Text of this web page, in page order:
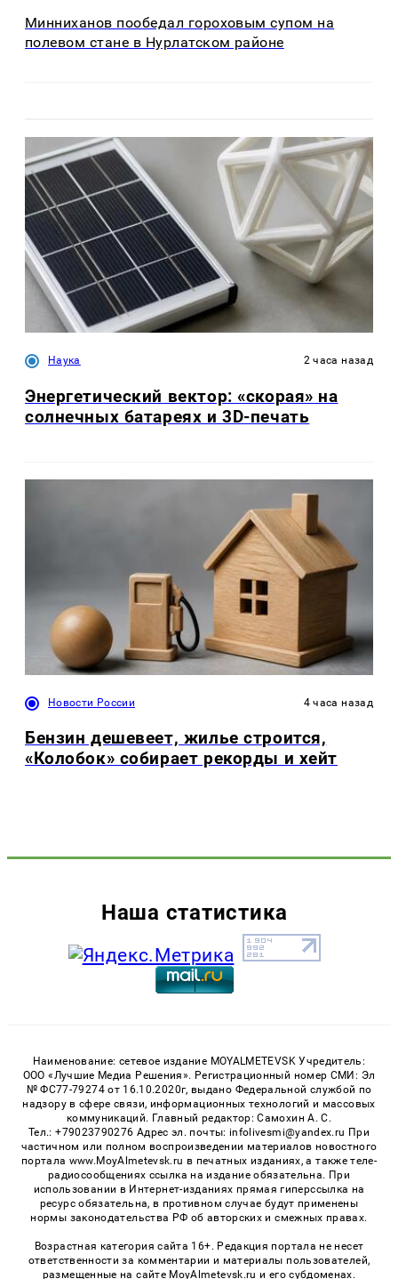
Минниханов пообедал гороховым супом на
полевом стане в Нурлатском районе
Наука 2 часа назад
Энергетический вектор: «скорая» на
солнечных батареях и 3D-печать
Новости России 4 часа назад
Бензин дешевеет, жилье строится,
«Колобок» собирает рекорды и хейт
Наша статистика
Наименование: сетевое издание MOYALMETEVSK Учредитель:
ООО «Лучшие Медиа Решения». Регистрационный номер СМИ: Эл
№ ФС77-79274 от 16.10.2020г, выдано Федеральной службой по
надзору в сфере связи, информационных технологий и массовых
коммуникаций. Главный редактор: Самохин А. С.
Тел.: +79023790276 Адрес эл. почты: infolivesmi@yandex.ru При
частичном или полном воспроизведении материалов новостного
портала www.MoyAlmetevsk.ru в печатных изданиях, а также теле-
радиосообщениях ссылка на издание обязательна. При
использовании в Интернет-изданиях прямая гиперссылка на
ресурс обязательна, в противном случае будут применены
нормы законодательства РФ об авторских и смежных правах.
Возрастная категория сайта 16+. Редакция портала не несет
ответственности за комментарии и материалы пользователей,
размещенные на сайте MoyAlmetevsk.ru и его субдоменах.